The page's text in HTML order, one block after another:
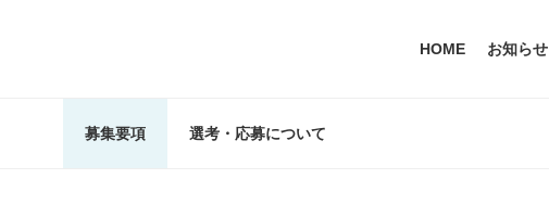
HOME お知らせ
募集要項 選考・応募について